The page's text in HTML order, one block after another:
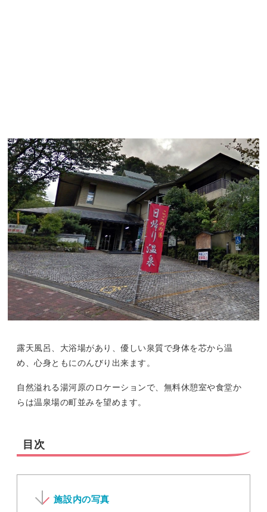
露天風呂、大浴場があり、優しい泉質で身体を芯から温
め、心身ともにのんびり出来ます。
自然溢れる湯河原のロケーションで、無料休憩室や食堂か
らは温泉場の町並みを望めます。
目次
施設内の写真